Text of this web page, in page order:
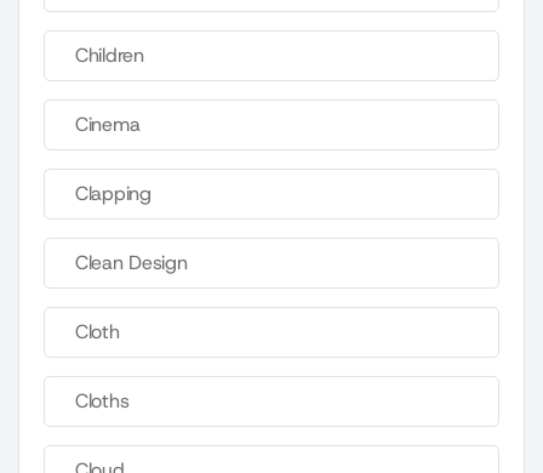
Children
Cinema
Clapping
Clean Design
Cloth
Cloths